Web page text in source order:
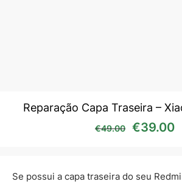
Reparação Capa Traseira –
€49.00 O preço
€39.00
Se possui a capa traseira do seu